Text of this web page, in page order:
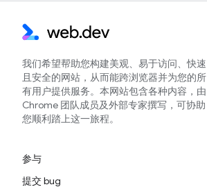
我们希望帮助您构建美观、易于访问、快速
且安全的网站，从而能跨浏览器并为您的所
有用户提供服务。本网站包含各种内容，由
Chrome 团队成员及外部专家撰写，可协助
您顺利踏上这一旅程。
参与
提交 bug